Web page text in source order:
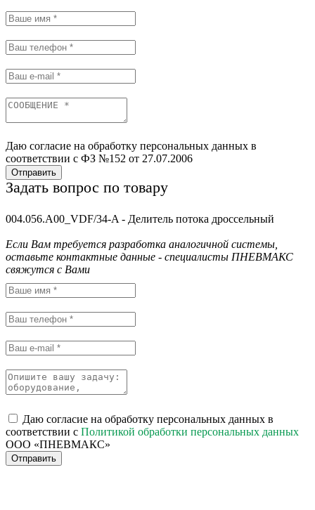
Даю согласие на обработку персональных данных в
соответствии с ФЗ №152 от 27.07.2006
Отправить
Задать вопрос по товару
004.056.A00_VDF/34-A - Делитель потока дроссельный
Если Вам требуется разработка аналогичной системы,
оставьте контактные данные - специалисты ПНЕВМАКС
свяжутся с Вами
Даю согласие на обработку персональных данных в
соответствии с Политикой обработки персональных данных
ООО «ПНЕВМАКС»
Отправить